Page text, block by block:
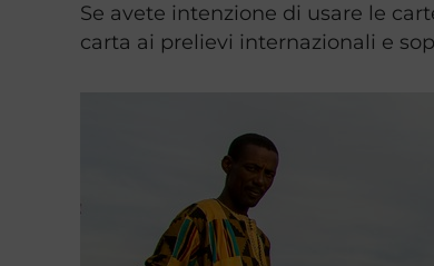
Se avete intenzione di usare le
carta ai prelievi internazionali e